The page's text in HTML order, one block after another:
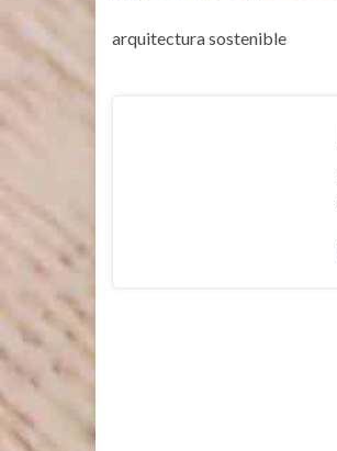
arquitectura sostenible